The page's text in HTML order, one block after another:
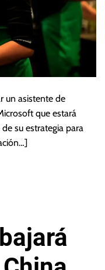
un asistente de
que estará
su estrategia para